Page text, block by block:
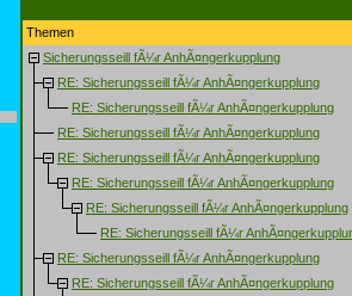
Themen
Sicherungsseill fÃ¼r AnhÃ¤ngerkupplung
RE: Sicherungsseill fÃ¼r AnhÃ¤ngerkupplung
RE: Sicherungsseill fÃ¼r AnhÃ¤ngerkupplung
RE: Sicherungsseill fÃ¼r AnhÃ¤ngerkupplung
RE: Sicherungsseill fÃ¼r AnhÃ¤ngerkupplung
RE: Sicherungsseill fÃ¼r AnhÃ¤ngerkupplung
RE: Sicherungsseill fÃ¼r AnhÃ¤ngerkupplung
RE: Sicherungsseill fÃ¼r
RE: Sicherungsseill fÃ¼r AnhÃ¤ngerkupplung
RE: Sicherungsseill fÃ¼r AnhÃ¤ngerkupplung